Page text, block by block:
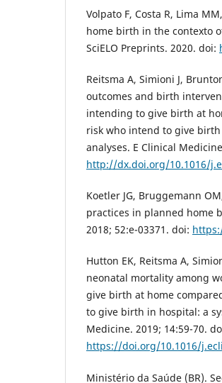
Volpato F, Costa R, Lima
home birth in the contexto
SciELO Preprints. 2020. doi:
Reitsma A, Simioni J,
outcomes and birth
intending to give birth at
risk who intend to give
analyses. E Clinical
http://dx.doi.org/10.1016/
Koetler JG, Bruggemann
practices in planned home
2018; 52:e-03371. doi:
Hutton EK, Reitsma A,
neonatal mortality among
give birth at home
to give birth in hospital: a
Medicine. 2019; 14:59-70.
https://doi.org/10.1016/
Ministério da Saúde (BR).